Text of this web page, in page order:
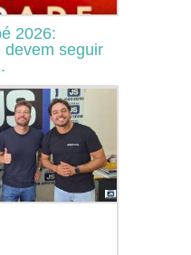
2026:
devem seguir